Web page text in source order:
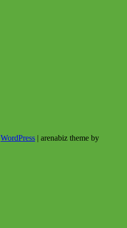
WordPress | arenabiz theme by